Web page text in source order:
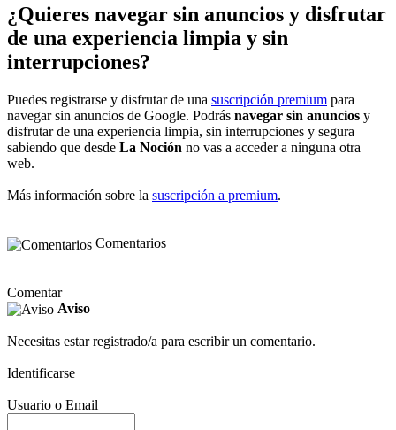
¿Quieres navegar sin anuncios y disfrutar
de una experiencia limpia y sin
interrupciones?
Puedes registrarse y disfrutar de una suscripción premium para
navegar sin anuncios de Google. Podrás navegar sin anuncios y
disfrutar de una experiencia limpia, sin interrupciones y segura
sabiendo que desde La Noción no vas a acceder a ninguna otra
web.
Más información sobre la suscripción a premium.
Comentarios
Comentar
Aviso
Necesitas estar registrado/a para escribir un comentario.
Identificarse
Usuario o Email